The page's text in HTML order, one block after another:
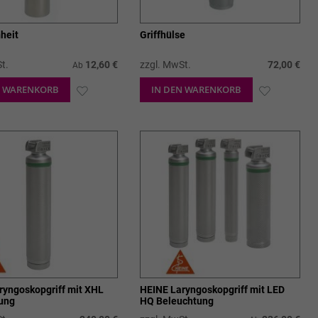
Ab 12,60 €
Griffhülse
zzgl. MwSt. 72,00 €
IN DEN WARENKORB
mit XHL
HEINE Laryngoskopgriff mit LED
HQ Beleuchtung